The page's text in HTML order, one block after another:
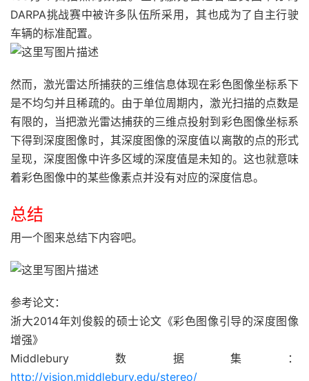
DARPA挑战赛中被许多队伍所采用，其也成为了自主行驶
车辆的标准配置。
然而，激光雷达所捕获的三维信息体现在彩色图像坐标系下
是不均匀并且稀疏的。由于单位周期内，激光扫描的点数是
有限的，当把激光雷达捕获的三维点投射到彩色图像坐标系
下得到深度图像时，其深度图像的深度值以离散的点的形式
呈现，深度图像中许多区域的深度值是未知的。这也就意味
着彩色图像中的某些像素点并没有对应的深度信息。
总结
用一个图来总结下内容吧。
参考论文：
浙大2014年刘俊毅的硕士论文《彩色图像引导的深度图像
增强》
Middlebury数据集：
http://vision.middlebury.edu/stereo/